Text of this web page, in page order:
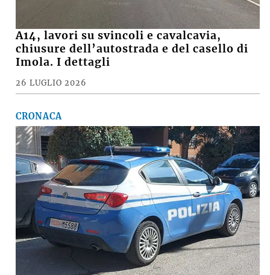
A14, lavori su svincoli e cavalcavia,
chiusure dell’autostrada e del casello di
26 LUGLIO 2026
CRONACA